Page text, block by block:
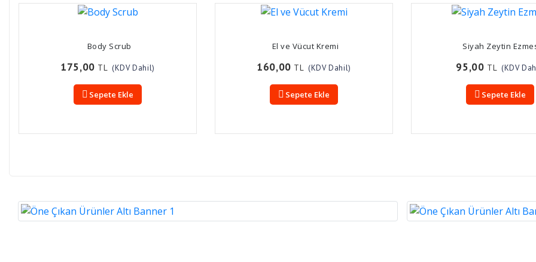
Body Scrub
175,00 TL (KDV Dahil)
Sepete Ekle
El ve Vücut Kremi
160,00 TL (KDV Dahil)
Sepete Ekle
Siyah Zeytin
95,00 TL (KDV
Sepete Ekle